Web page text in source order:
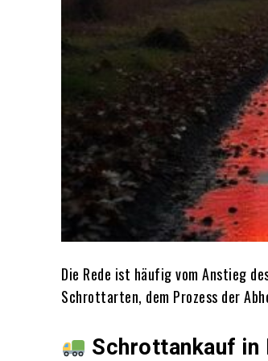
Die Rede ist häufig vom Anstieg
Schrottarten, dem Prozess der
Schrottankauf in